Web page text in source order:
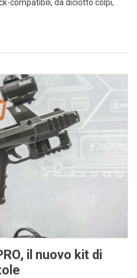
compatibili, da diciotto colpi,
il nuovo kit di